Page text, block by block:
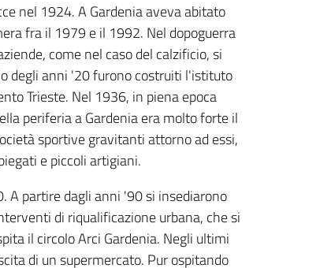
nel 1924. A Gardenia aveva abitato
fra il 1979 e il 1992. Nel dopoguerra
come nel caso del calzificio, si
degli anni '20 furono costruiti l'istituto
Trieste. Nel 1936, in piena epoca
periferia a Gardenia era molto forte il
sportive gravitanti attorno ad essi,
e piccoli artigiani.
A partire dagli anni '90 si insediarono
di riqualificazione urbana, che si
il circolo Arci Gardenia. Negli ultimi
di un supermercato. Pur ospitando